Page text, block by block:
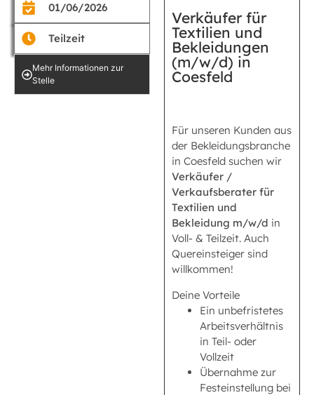
01/06/2026
Teilzeit
Mehr Informationen zur
Stelle
Verkäufer für
Textilien und
Bekleidungen
(m/w/d) in
Coesfeld
Für unseren Kunden aus
der Bekleidungsbranche
in Coesfeld suchen wir
Verkäufer /
Verkaufsberater für
Textilien und
Bekleidung m/w/d in
Voll- & Teilzeit. Auch
Quereinsteiger sind
willkommen!
Deine Vorteile
Ein unbefristetes
Arbeitsverhältnis
in Teil- oder
Vollzeit
Übernahme zur
Festeinstellung bei